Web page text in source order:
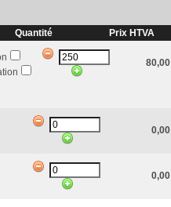
Quantité Prix HTVA
80,00
0,00
0,00